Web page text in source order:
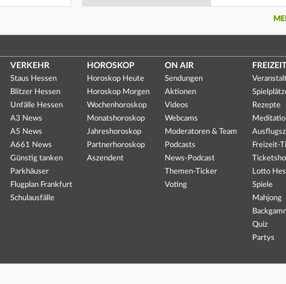
VERKEHR
Staus Hessen
Blitzer Hessen
Unfälle Hessen
A3 News
A5 News
A661 News
Günstig tanken
Parkhäuser
Flugplan Frankfurt
Schulausfälle
HOROSKOP
Horoskop Heute
Horoskop Morgen
Wochenhoroskop
Monatshoroskop
Jahreshoroskop
Partnerhoroskop
Aszendent
ON AIR
Sendungen
Aktionen
Videos
Webcams
Moderatoren & Team
Podcasts
News-Podcast
Themen-Ticker
Voting
FREIZEIT
Rezepte
Freizeit-
Lotto
Spiele
Mahjong
Quiz
Partys